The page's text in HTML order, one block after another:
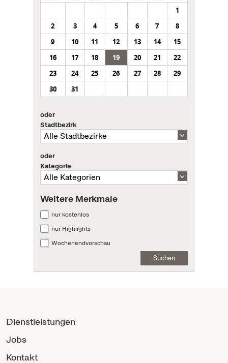
1
2
3 4 5 6 7
8
9
10 11 12 13 14
15
16
17 18 19 20 21
22
23
24 25 26 27 28
29
30
31
oder
Stadtbezirk
oder
Kategorie
Weitere Merkmale
nur kostenlos
nur Highlights
Wochenendvorschau
Suchen
Dienstleistungen
Jobs
Kontakt